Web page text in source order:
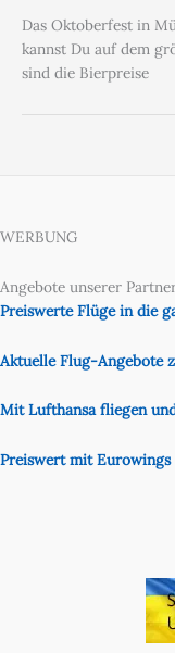
Das Oktoberfest in
kannst Du auf dem
sind die Bierpreise
WERBUNG
Angebote unserer
Preiswerte Flüge in die
Aktuelle Flug-Angebote
Mit Lufthansa fliegen
Preiswert mit Eurowings